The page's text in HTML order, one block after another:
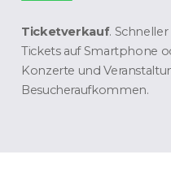
Ticketverkauf.
Tickets auf Smartphone
Konzerte und
Besucheraufkommen.